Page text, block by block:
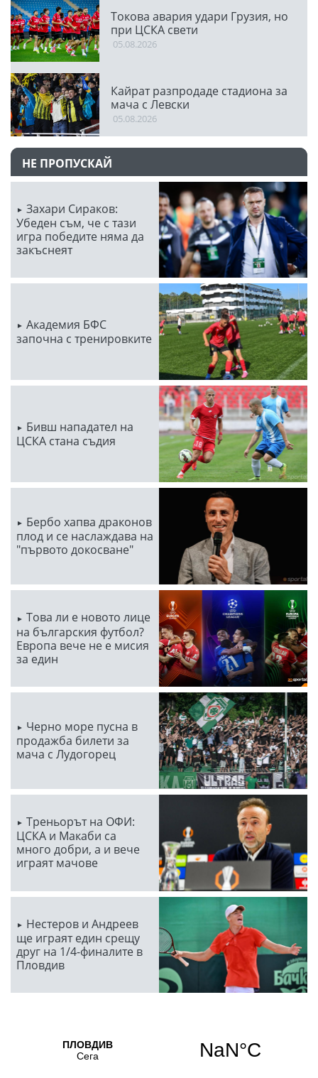
Токова авария удари Грузия, но
при ЦСКА свети
05.08.2026
Кайрат разпродаде стадиона за
мача с Левски
05.08.2026
НЕ ПРОПУСКАЙ
Захари Сираков:
Убеден съм, че с тази
игра победите няма да
закъснеят
Академия БФС
започна с тренировките
Бивш нападател на
ЦСКА стана съдия
Бербо хапва драконов
плод и се наслаждава на
"първото докосване"
Това ли е новото лице
на българския футбол?
Европа вече не е мисия
за един
Черно море пусна в
продажба билети за
мача с Лудогорец
Треньорът на ОФИ:
ЦСКА и Макаби са
много добри, а и вече
играят мачове
Нестеров и Андреев
ще играят един срещу
друг на 1/4-финалите в
Пловдив